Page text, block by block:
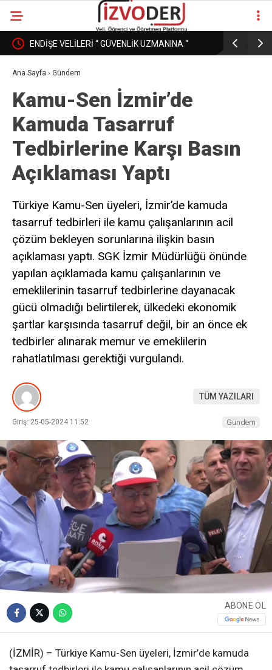
ENDİŞE VELİLERİ “ GÜVENLİK UZMANINA “
DÖNÜŞÜRKEN
EĞİTİM
Ana Sayfa › Gündem
Kamu-Sen İzmir’de
Kamuda Tasarruf
Tedbirlerine Karşı Basın
Açıklaması Yaptı
Türkiye Kamu-Sen üyeleri, İzmir’de kamuda
tasarruf tedbirleri ile kamu çalışanlarının acil
çözüm bekleyen sorunlarına ilişkin basın
açıklaması yaptı. SGK İzmir Müdürlüğü önünde
yapılan açıklamada kamu çalışanlarının ve
emeklilerinin tasarruf tedbirlerine dayanacak
gücü olmadığı belirtilerek, ülkedeki ekonomik
şartlar karşısında tasarruf değil, bir an önce ek
tedbirler alınarak memur ve emeklilerin
rahatlatılması gerektiği vurgulandı.
TÜM YAZILARI
Giriş: 25-05-2024 11:52 Gündem
ABONE OL
(İZMİR) – Türkiye Kamu-Sen üyeleri, İzmir’de kamuda